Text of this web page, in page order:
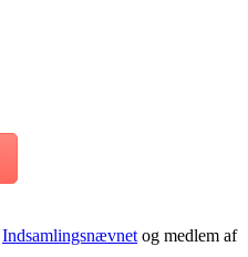
Indsamlingsnævnet og medlem af